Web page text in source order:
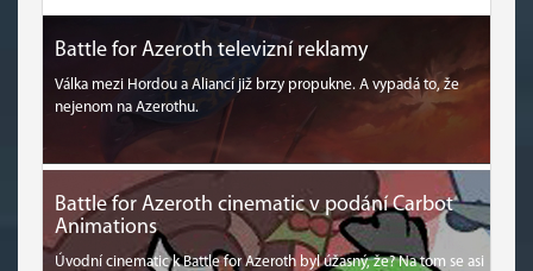
Battle for Azeroth televizní reklamy
Válka mezi Hordou a Aliancí již brzy propukne. A vypadá to, že
nejenom na Azerothu.
Battle for Azeroth cinematic v podání Carbot
Animations
Úvodní cinematic k Battle for Azeroth byl úžasný, že? Na tom se asi